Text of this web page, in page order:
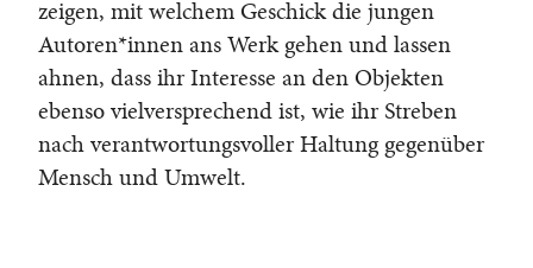
zeigen, mit welchem Geschick die jungen
Autoren*innen ans Werk gehen und lassen
ahnen, dass ihr Interesse an den Objekten
ebenso vielversprechend ist, wie ihr Streben
nach verantwortungsvoller Haltung gegenüber
Mensch und Umwelt.